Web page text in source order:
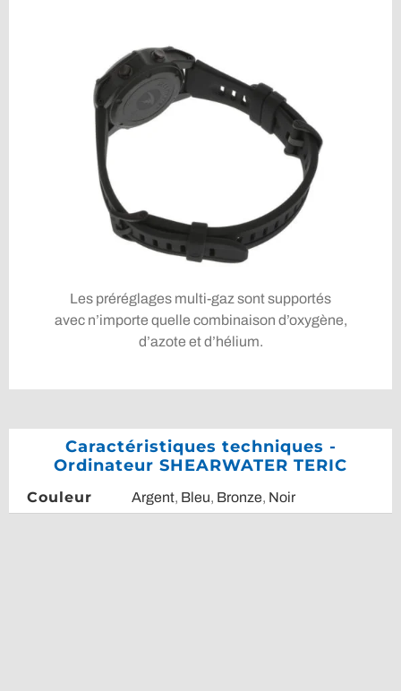
Les préréglages multi-gaz sont supportés
avec n’importe quelle combinaison d’oxygène,
d’azote et d’hélium.
Caractéristiques techniques -
Ordinateur SHEARWATER TERIC
Couleur Argent, Bleu, Bronze, Noir